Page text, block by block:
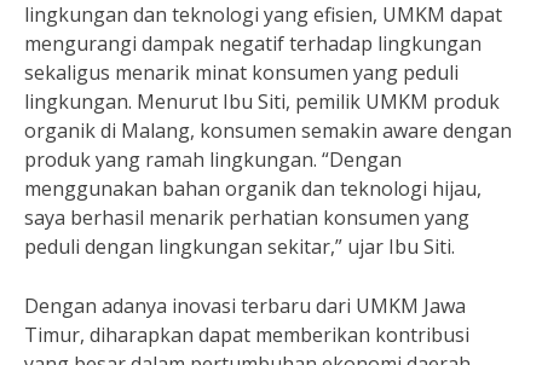
lingkungan dan teknologi yang efisien, UMKM dapat
mengurangi dampak negatif terhadap lingkungan
sekaligus menarik minat konsumen yang peduli
lingkungan. Menurut Ibu Siti, pemilik UMKM produk
organik di Malang, konsumen semakin aware dengan
produk yang ramah lingkungan. “Dengan
menggunakan bahan organik dan teknologi hijau,
saya berhasil menarik perhatian konsumen yang
peduli dengan lingkungan sekitar,” ujar Ibu Siti.
Dengan adanya inovasi terbaru dari UMKM Jawa
Timur, diharapkan dapat memberikan kontribusi